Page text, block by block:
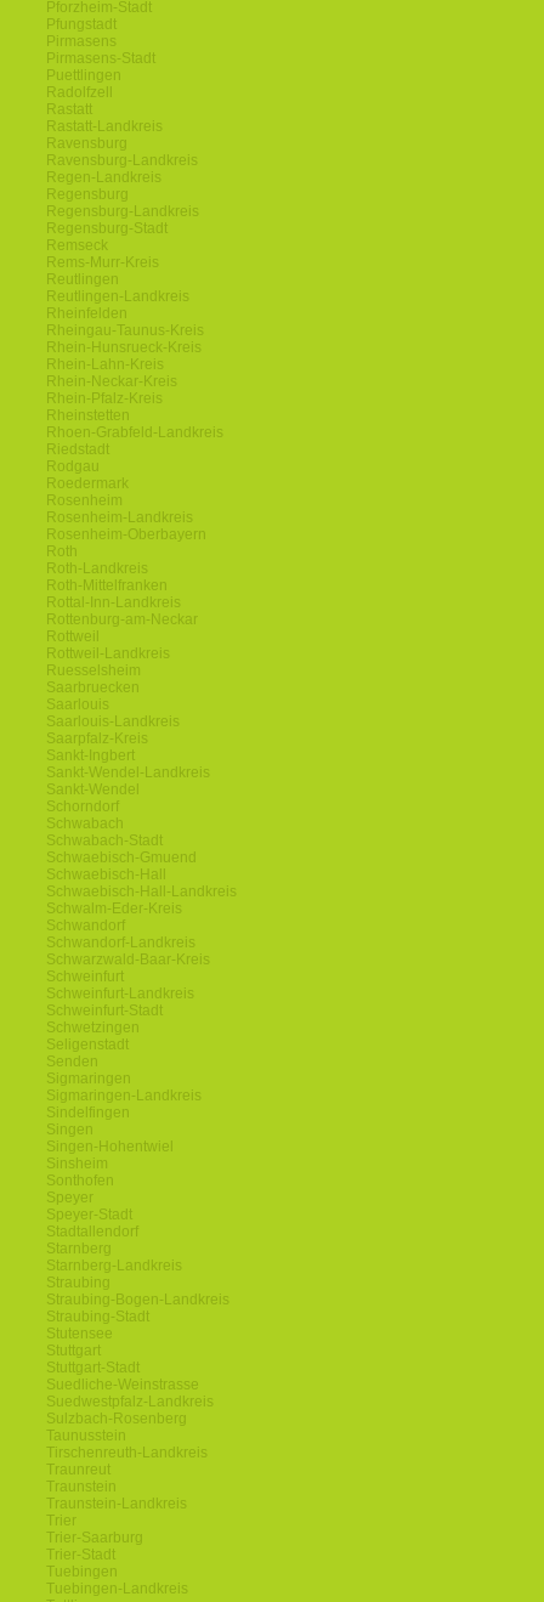
Pforzheim-Stadt
Pfungstadt
Pirmasens
Pirmasens-Stadt
Puettlingen
Radolfzell
Rastatt
Rastatt-Landkreis
Ravensburg
Ravensburg-Landkreis
Regen-Landkreis
Regensburg
Regensburg-Landkreis
Regensburg-Stadt
Remseck
Rems-Murr-Kreis
Reutlingen
Reutlingen-Landkreis
Rheinfelden
Rheingau-Taunus-Kreis
Rhein-Hunsrueck-Kreis
Rhein-Lahn-Kreis
Rhein-Neckar-Kreis
Rhein-Pfalz-Kreis
Rheinstetten
Rhoen-Grabfeld-Landkreis
Riedstadt
Rodgau
Roedermark
Rosenheim
Rosenheim-Landkreis
Rosenheim-Oberbayern
Roth
Roth-Landkreis
Roth-Mittelfranken
Rottal-Inn-Landkreis
Rottenburg-am-Neckar
Rottweil
Rottweil-Landkreis
Ruesselsheim
Saarbruecken
Saarlouis
Saarlouis-Landkreis
Saarpfalz-Kreis
Sankt-Ingbert
Sankt-Wendel-Landkreis
Sankt-Wendel
Schorndorf
Schwabach
Schwabach-Stadt
Schwaebisch-Gmuend
Schwaebisch-Hall
Schwaebisch-Hall-Landkreis
Schwalm-Eder-Kreis
Schwandorf
Schwandorf-Landkreis
Schwarzwald-Baar-Kreis
Schweinfurt
Schweinfurt-Landkreis
Schweinfurt-Stadt
Schwetzingen
Seligenstadt
Senden
Sigmaringen
Sigmaringen-Landkreis
Sindelfingen
Singen
Singen-Hohentwiel
Sinsheim
Sonthofen
Speyer
Speyer-Stadt
Stadtallendorf
Starnberg
Starnberg-Landkreis
Straubing
Straubing-Bogen-Landkreis
Straubing-Stadt
Stutensee
Stuttgart
Stuttgart-Stadt
Suedliche-Weinstrasse
Suedwestpfalz-Landkreis
Sulzbach-Rosenberg
Taunusstein
Tirschenreuth-Landkreis
Traunreut
Traunstein
Traunstein-Landkreis
Trier
Trier-Saarburg
Trier-Stadt
Tuebingen
Tuebingen-Landkreis